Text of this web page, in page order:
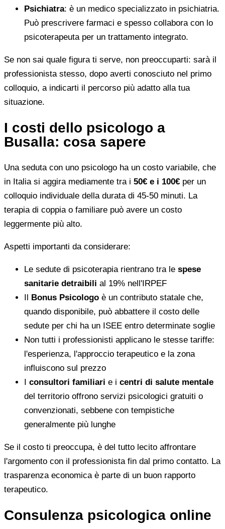
Psichiatra: è un medico specializzato in psichiatria.
Può prescrivere farmaci e spesso collabora con lo
psicoterapeuta per un trattamento integrato.
Se non sai quale figura ti serve, non preoccuparti: sarà il
professionista stesso, dopo averti conosciuto nel primo
colloquio, a indicarti il percorso più adatto alla tua
situazione.
I costi dello psicologo a
Busalla: cosa sapere
Una seduta con uno psicologo ha un costo variabile, che
in Italia si aggira mediamente tra i 50€ e i 100€ per un
colloquio individuale della durata di 45-50 minuti. La
terapia di coppia o familiare può avere un costo
leggermente più alto.
Aspetti importanti da considerare:
Le sedute di psicoterapia rientrano tra le spese
sanitarie detraibili al 19% nell'IRPEF
Il Bonus Psicologo è un contributo statale che,
quando disponibile, può abbattere il costo delle
sedute per chi ha un ISEE entro determinate soglie
Non tutti i professionisti applicano le stesse tariffe:
l'esperienza, l'approccio terapeutico e la zona
influiscono sul prezzo
I consultori familiari e i centri di salute mentale
del territorio offrono servizi psicologici gratuiti o
convenzionati, sebbene con tempistiche
generalmente più lunghe
Se il costo ti preoccupa, è del tutto lecito affrontare
l'argomento con il professionista fin dal primo contatto. La
trasparenza economica è parte di un buon rapporto
terapeutico.
Consulenza psicologica online